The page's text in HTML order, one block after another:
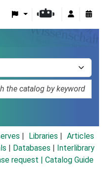
Libraries
Articles
Databases
Interlibrary
request | Catalog Guide